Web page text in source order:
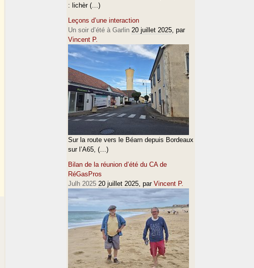
: lichèr (…)
Leçons d’une interaction
Un soir d’été à Garlin 20 juillet 2025, par
Vincent P.
Sur la route vers le Béarn depuis Bordeaux
sur l’A65, (…)
Bilan de la réunion d’été du CA de
RéGasPros
Julh 2025 20 juillet 2025, par Vincent P.